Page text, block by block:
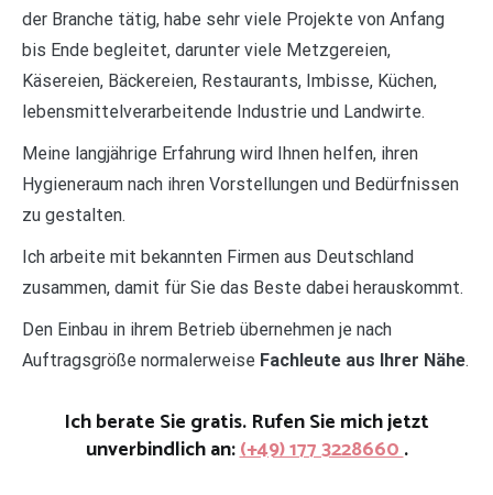
der Branche tätig, habe sehr viele Projekte von Anfang
bis Ende begleitet, darunter viele Metzgereien,
Käsereien, Bäckereien, Restaurants, Imbisse, Küchen,
lebensmittelverarbeitende Industrie und Landwirte.
Meine langjährige Erfahrung wird Ihnen helfen, ihren
Hygieneraum nach ihren Vorstellungen und Bedürfnissen
zu gestalten.
Ich arbeite mit bekannten Firmen aus Deutschland
zusammen, damit für Sie das Beste dabei herauskommt.
Den Einbau in ihrem Betrieb übernehmen je nach
Auftragsgröße normalerweise Fachleute aus Ihrer Nähe.
Ich berate Sie gratis. Rufen Sie mich jetzt
unverbindlich an:(+49) 177 3228660.